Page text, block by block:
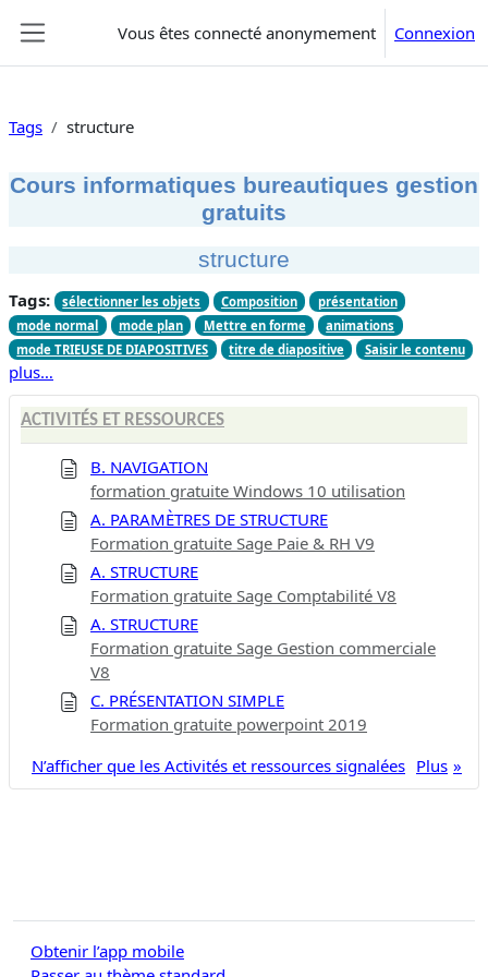
Vous êtes connecté anonymement Connexion
Tags structure
Cours informatiques bureautiques gestion
gratuits
structure
Tags: sélectionner les objets Composition
présentation
mode normal
mode plan Mettre en forme
animations
mode TRIEUSE DE DIAPOSITIVES
titre de diapositive Saisir le contenu
plus…
ACTIVITÉS ET RESSOURCES
B. NAVIGATION
formation gratuite Windows 10 utilisation
A. PARAMÈTRES DE STRUCTURE
Formation gratuite Sage Paie & RH V9
A. STRUCTURE
Formation gratuite Sage Comptabilité V8
A. STRUCTURE
Formation gratuite Sage Gestion commerciale
V8
C. PRÉSENTATION SIMPLE
Formation gratuite powerpoint 2019
Plus
N’afficher que les Activités et ressources signalées
Obtenir l’app mobile